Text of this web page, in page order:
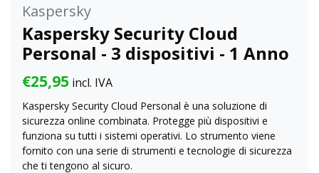
Kaspersky
Kaspersky Security Cloud
Personal - 3 dispositivi - 1 Anno
€25,95 incl. IVA
Kaspersky Security Cloud Personal è una soluzione di
sicurezza online combinata. Protegge più dispositivi e
funziona su tutti i sistemi operativi. Lo strumento viene
fornito con una serie di strumenti e tecnologie di sicurezza
che ti tengono al sicuro.